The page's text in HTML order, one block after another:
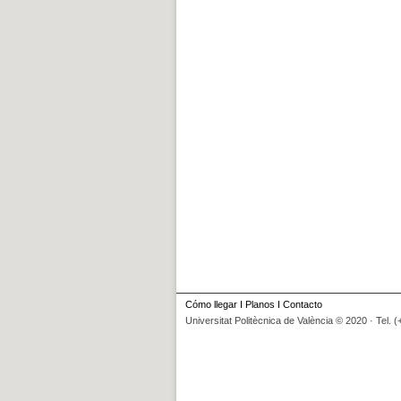
Cómo llegar I Planos I Contacto
Universitat Politècnica de València © 2020 · Tel.